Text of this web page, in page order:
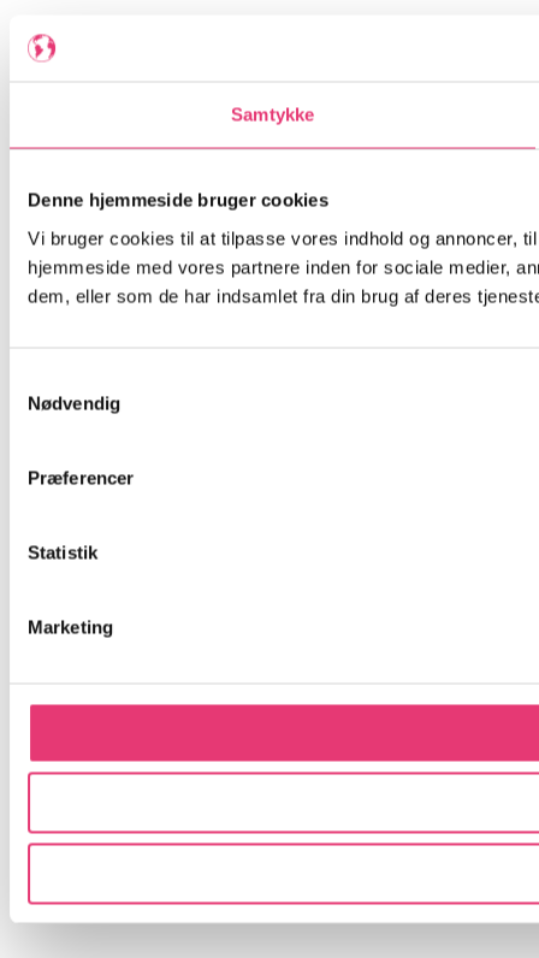
Samtykke
Denne hjemmeside bruger cookies
Vi bruger cookies til at tilpasse vores indhold og annoncer,
hjemmeside med vores partnere inden for sociale medier,
dem, eller som de har indsamlet fra din brug af deres
Nødvendig
Præferencer
Statistik
Marketing